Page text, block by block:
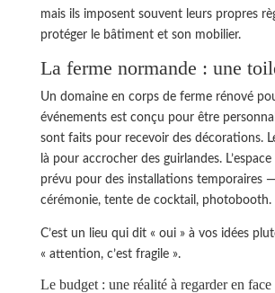
mais ils imposent souvent leurs propres
protéger le bâtiment et son mobilier.
La ferme normande : une
Un domaine en corps de ferme rénové
événements est conçu pour être
sont faits pour recevoir des décorations.
là pour accrocher des guirlandes.
prévu pour des installations temporaires
cérémonie, tente de cocktail, photobooth.
C’est un lieu qui dit « oui » à vos idées
« attention, c’est fragile ».
Le budget : une réalité à regarder en face